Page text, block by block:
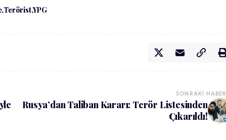
Terörist YPG
SONRAKI HABER
Rusya’dan Taliban Kararı: Terör Listesinden
Çıkarıldı!